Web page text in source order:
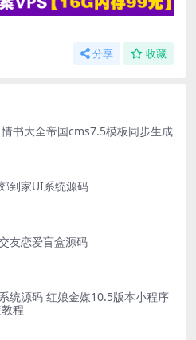
分享 收藏
书大全帝国cms7.5模板同步生成
到家UI系统源码
友恋爱盲盒源码
统源码 红娘金媒10.5版本小程序
程